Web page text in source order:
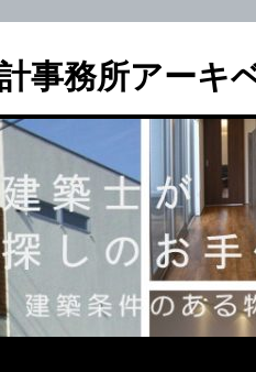
事務所アーキ